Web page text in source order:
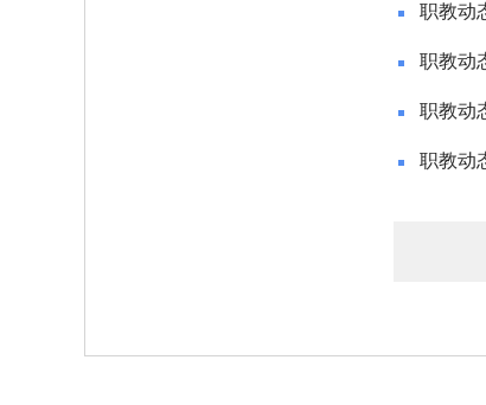
职教动
职教动
职教动
职教动